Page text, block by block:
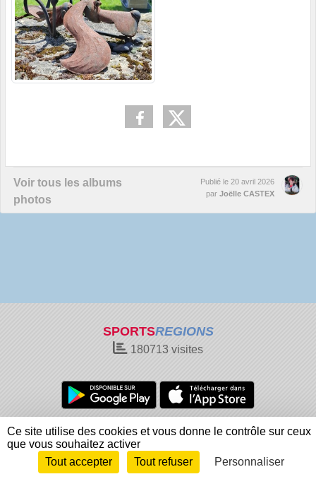
Voir tous les albums
photos
Publié le 20 avril 2026
par Joëlle CASTEX
SPORTSREGIONS
180713 visites
Charte cookies
Gestion des cookies
Informations légales
Signaler un contenu inapproprié
Envie de participer ?
Connexion
Ce site utilise des cookies et vous donne le contrôle sur ceux
que vous souhaitez activer
Tout accepter
Tout refuser Personnaliser